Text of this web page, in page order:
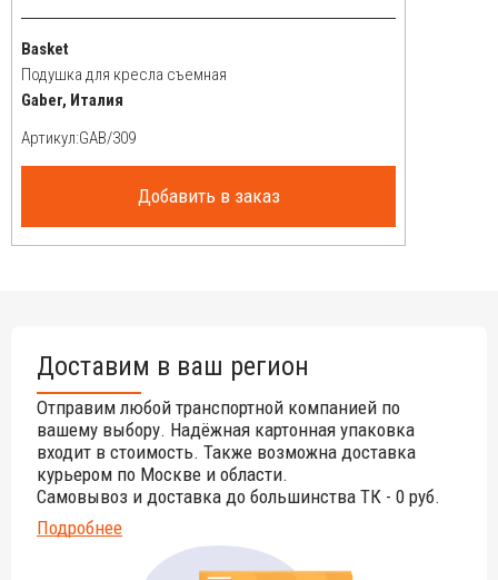
Basket
Подушка для кресла съемная
Gaber, Италия
Артикул:
Добавить в заказ
Доставим в ваш регион
Отправим любой транспортной компанией по
вашему выбору. Надёжная картонная упаковка
входит в стоимость. Также возможна доставка
курьером по Москве и области.
Самовывоз и доставка до большинства ТК - 0 руб.
Подробнее